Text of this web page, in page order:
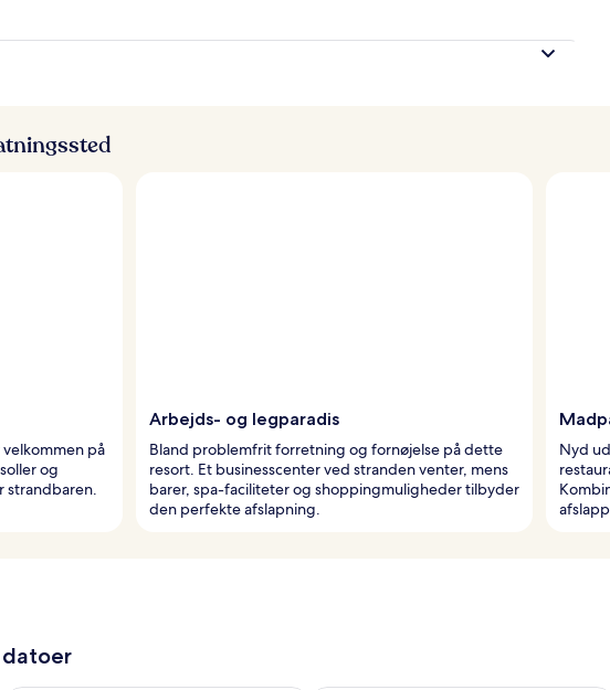
på
og
strandbaren.
Arbejds- og legparadis
Bland problemfrit forretning og fornøjelse på dette
resort. Et businesscenter ved stranden venter, mens
barer, spa-faciliteter og shoppingmuligheder tilbyder
den perfekte afslapning.
Nyd